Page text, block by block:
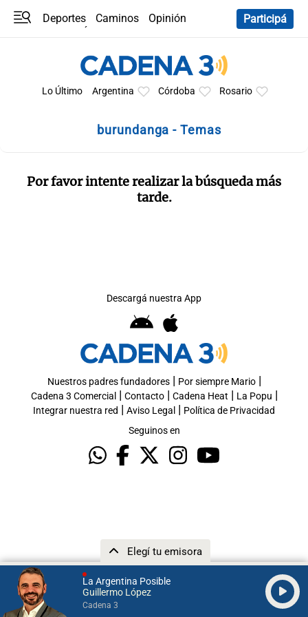
La Argentina Posible
Guillermo López
Cadena 3
Elegí tu emisora
Deportes Caminos
Opinión
Participá
Lo Último Argentina Córdoba Rosario
burundanga - Temas
Por favor intente realizar la búsqueda más
tarde.
Descargá nuestra App
Nuestros padres fundadores| Por siempre Mario|
Cadena 3 Comercial | Contacto| Cadena Heat | La Popu |
Integrar nuestra red | Aviso Legal | Política de Privacidad
Seguinos en